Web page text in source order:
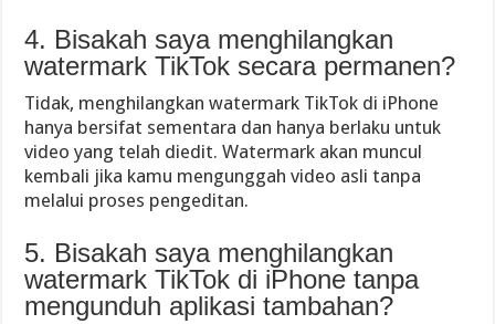
4. Bisakah saya menghilangkan
watermark TikTok secara permanen?
Tidak, menghilangkan watermark TikTok di iPhone
hanya bersifat sementara dan hanya berlaku untuk
video yang telah diedit. Watermark akan muncul
kembali jika kamu mengunggah video asli tanpa
melalui proses pengeditan.
5. Bisakah saya menghilangkan
watermark TikTok di iPhone tanpa
mengunduh aplikasi tambahan?